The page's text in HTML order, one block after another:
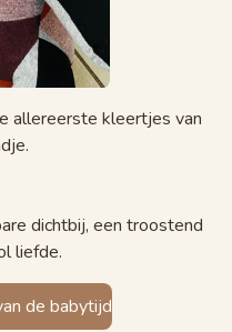
allereerste kleertjes van
dichtbij, een troostend
liefde.
de babytijd